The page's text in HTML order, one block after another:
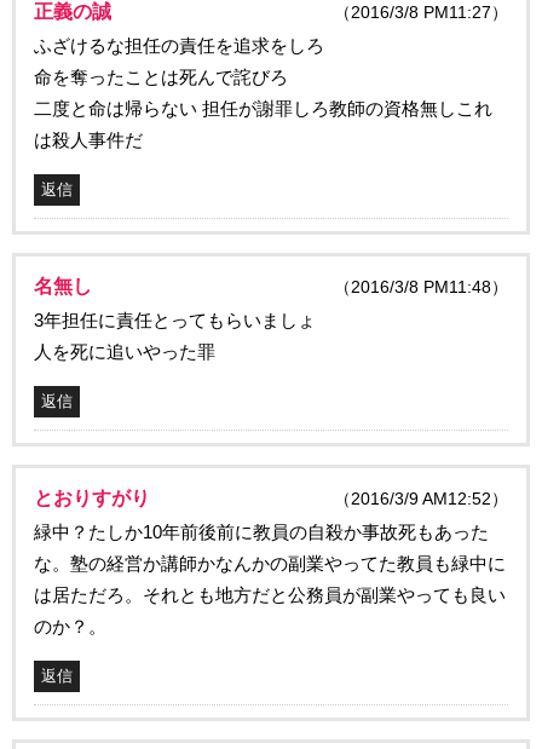
正義の誠 （2016/3/8 PM11:27）
ふざけるな担任の責任を追求をしろ
命を奪ったことは死んで詫びろ
二度と命は帰らない 担任が謝罪しろ教師の資格無しこれ
は殺人事件だ
返信
名無し （2016/3/8 PM11:48）
3年担任に責任とってもらいましょ
人を死に追いやった罪
返信
とおりすがり （2016/3/9 AM12:52）
緑中？たしか10年前後前に教員の自殺か事故死もあった
な。塾の経営か講師かなんかの副業やってた教員も緑中に
は居ただろ。それとも地方だと公務員が副業やっても良い
のか？。
返信